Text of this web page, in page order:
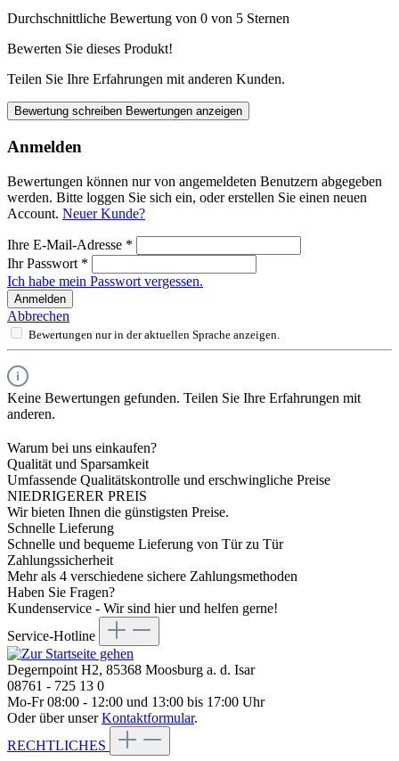
Durchschnittliche Bewertung von 0 von 5 Sternen
Bewerten Sie dieses Produkt!
Teilen Sie Ihre Erfahrungen mit anderen Kunden.
Bewertung schreiben Bewertungen anzeigen
Anmelden
Bewertungen können nur von angemeldeten Benutzern abgegeben
werden. Bitte loggen Sie sich ein, oder erstellen Sie einen neuen
Account. Neuer Kunde?
Ihre E-Mail-Adresse *
Ihr Passwort *
Ich habe mein Passwort vergessen.
Anmelden
Abbrechen
Bewertungen nur in der aktuellen Sprache anzeigen.
Keine Bewertungen gefunden. Teilen Sie Ihre Erfahrungen mit
anderen.
Warum bei uns einkaufen?
Qualität und Sparsamkeit
Umfassende Qualitätskontrolle und erschwingliche Preise
NIEDRIGERER PREIS
Wir bieten Ihnen die günstigsten Preise.
Schnelle Lieferung
Schnelle und bequeme Lieferung von Tür zu Tür
Zahlungssicherheit
Mehr als 4 verschiedene sichere Zahlungsmethoden
Haben Sie Fragen?
Kundenservice - Wir sind hier und helfen gerne!
Service-Hotline
Degernpoint H2, 85368 Moosburg a. d. Isar
08761 - 725 13 0
Mo-Fr 08:00 - 12:00 und 13:00 bis 17:00 Uhr
Oder über unserKontaktformular.
RECHTLICHES